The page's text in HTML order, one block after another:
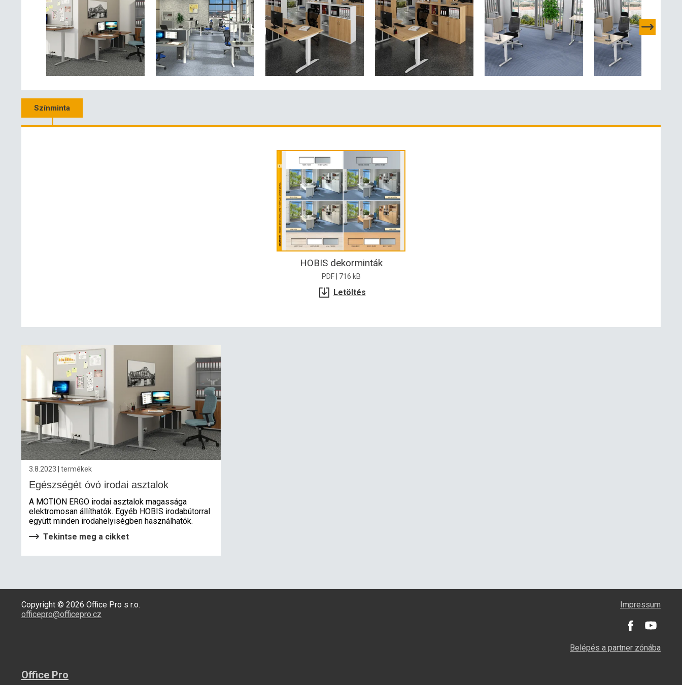
Színminta
HOBIS dekorminták
PDF | 716 kB
Letöltés
3.8.2023 | termékek
Egészségét óvó irodai asztalok
A MOTION ERGO irodai asztalok magassága
elektromosan állíthatók. Egyéb HOBIS irodabútorral
együtt minden irodahelyiségben használhatók.
Tekintse meg a cikket
Copyright © 2026 Office Pro s r.o.
officepro@officepro.cz
Impressum
Belépés a partner zónába
Office Pro